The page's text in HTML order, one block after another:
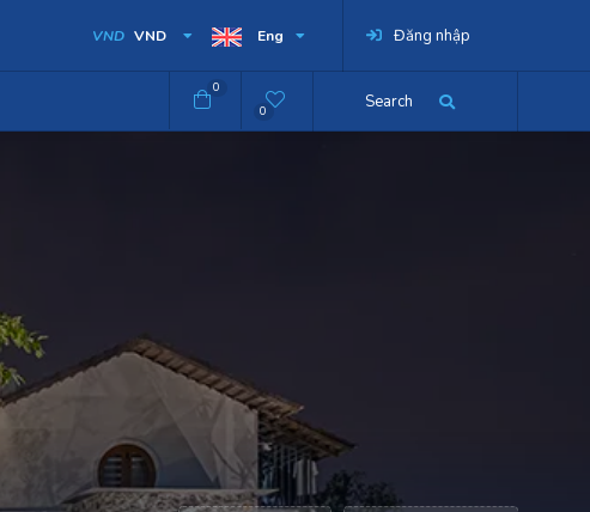
Đăng nhập
Eng
VND VND
Search
0
0